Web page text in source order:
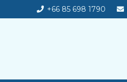
+66 85 698 1790